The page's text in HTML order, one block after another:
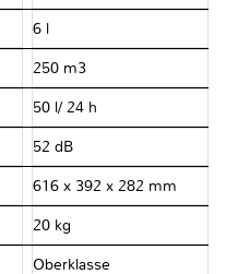
6 l
250 m3
50 l/ 24 h
52 dB
616 x 392 x 282 mm
20 kg
Oberklasse